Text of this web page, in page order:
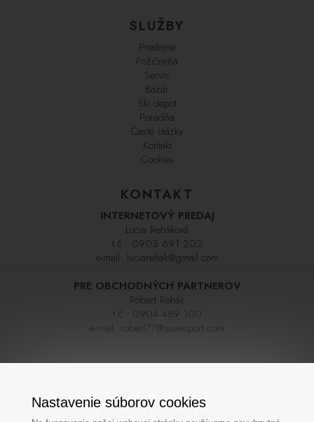
SLUŽBY
Predajne
Požičovňa
Servis
Bazár
Ski depot
Poradňa
Časté otázky
Kontakt
Cookies
KONTAKT
INTERNETOVÝ PREDAJ
Lucia Reháková
t.č.: 0903 691 202
e-mail: luciarehak@gmail.com
PRE OBCHODNÝCH PARTNEROV
Róbert Rehák
t.č.: 0904 489 100
e-mail: robert77@suwisport.com
02 / 43 33 00 54
Nastavenie súborov cookies